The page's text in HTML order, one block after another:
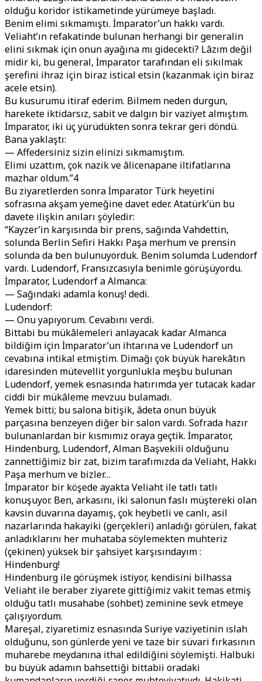
olduğu koridor istikametinde yürümeye başladı.
Benim elimi sıkmamıştı. İmparator’un hakkı vardı.
Veliaht’ın refakatinde bulunan herhangi bir generalin
elini sıkmak için onun ayağına mı gidecekti? Lâzım değil
midir ki, bu general, İmparator tarafından eli sıkılmak
şerefini ihraz için biraz istical etsin (kazanmak için biraz
acele etsin).
Bu kusurumu itiraf ederim. Bilmem neden durgun,
harekete iktidarsız, sabit ve dalgın bir vaziyet almıştım.
İmparator, iki üç yürüdükten sonra tekrar geri döndü.
Bana yaklaştı:
— Affedersiniz sizin elinizi sıkmamıştım.
Elimi uzattım, çok nazik ve âlicenapane iltifatlarına
mazhar oldum.”4
Bu ziyaretlerden sonra İmparator Türk heyetini
sofrasına akşam yemeğine davet eder. Atatürk’ün bu
davete ilişkin anıları şöyledir:
“Kayzer’in karşısında bir prens, sağında Vahdettin,
solunda Berlin Sefiri Hakkı Paşa merhum ve prensin
solunda da ben bulunuyorduk. Benim solumda Ludendorf
vardı. Ludendorf, Fransızcasıyla benimle görüşüyordu.
İmparator, Ludendorf a Almanca:
— Sağındaki adamla konuş! dedi.
Ludendorf:
— Onu yapıyorum. Cevabını verdi.
Bittabi bu mükâlemeleri anlayacak kadar Almanca
bildiğim için İmparator’un ihtarına ve Ludendorf un
cevabına intikal etmiştim. Dimağı çok büyük harekâtın
idaresinden mütevellit yorgunlukla meşbu bulunan
Ludendorf, yemek esnasında hatırımda yer tutacak kadar
ciddi bir mükâleme mevzuu bulamadı.
Yemek bitti; bu salona bitişik, âdeta onun büyük
parçasına benzeyen diğer bir salon vardı. Sofrada hazır
bulunanlardan bir kısmımız oraya geçtik. İmparator,
Hindenburg, Ludendorf, Alman Başvekili olduğunu
zannettiğimiz bir zat, bizim tarafımızda da Veliaht, Hakkı
Paşa merhum ve bizler…
İmparator bir köşede ayakta Veliaht ile tatlı tatlı
konuşuyor. Ben, arkasını, iki salonun faslı müştereki olan
kavsin duvarına dayamış, çok heybetli ve canlı, asil
nazarlarında hakayiki (gerçekleri) anladığı görülen, fakat
anladıklarını her muhataba söylemekten muhteriz
(çekinen) yüksek bir şahsiyet karşısındayım :
Hindenburg!
Hindenburg ile görüşmek istiyor, kendisini bilhassa
Veliaht ile beraber ziyarete gittiğimiz vakit temas etmiş
olduğu tatlı musahabe (sohbet) zeminine sevk etmeye
çalışıyordum.
Mareşal, ziyaretimiz esnasında Suriye vaziyetinin ıslah
olduğunu, son günlerde yeni ve taze bir süvari fırkasının
muharebe meydanına ithal edildiğini söylemişti. Halbuki
bu büyük adamın bahsettiği bittabii oradaki